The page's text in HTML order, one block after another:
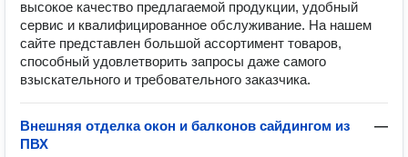
высокое качество предлагаемой продукции, удобный
сервис и квалифицированное обслуживание. На нашем
сайте представлен большой ассортимент товаров,
способный удовлетворить запросы даже самого
взыскательного и требовательного заказчика.
Внешняя отделка окон и балконов сайдингом из
ПВХ
—